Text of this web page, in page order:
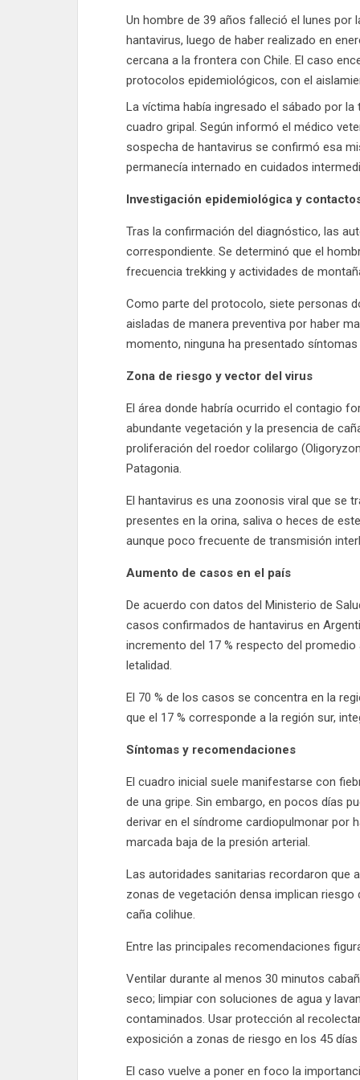
Un hombre de 39 años falleció el lunes por
hantavirus, luego de haber realizado en
cercana a la frontera con Chile. El caso
protocolos epidemiológicos, con el
La víctima había ingresado el sábado por
cuadro gripal. Según informó el médico
sospecha de hantavirus se confirmó esa
permanecía internado en cuidados
Investigación epidemiológica y
Tras la confirmación del diagnóstico, las
correspondiente. Se determinó que el
frecuencia trekking y actividades de
Como parte del protocolo, siete personas
aisladas de manera preventiva por haber
momento, ninguna ha presentado
Zona de riesgo y vector del virus
El área donde habría ocurrido el contagio
abundante vegetación y la presencia de
proliferación del roedor colilargo
Patagonia.
El hantavirus es una zoonosis viral que se
presentes en la orina, saliva o heces de
aunque poco frecuente de transmisión
Aumento de casos en el país
De acuerdo con datos del Ministerio de
casos confirmados de hantavirus en
incremento del 17 % respecto del
letalidad.
El 70 % de los casos se concentra en la
que el 17 % corresponde a la región sur,
Síntomas y recomendaciones
El cuadro inicial suele manifestarse con
de una gripe. Sin embargo, en pocos días
derivar en el síndrome cardiopulmonar por
marcada baja de la presión arterial.
Las autoridades sanitarias recordaron que
zonas de vegetación densa implican
caña colihue.
Entre las principales recomendaciones
Ventilar durante al menos 30 minutos
seco; limpiar con soluciones de agua y
contaminados. Usar protección al
exposición a zonas de riesgo en los 45
El caso vuelve a poner en foco la